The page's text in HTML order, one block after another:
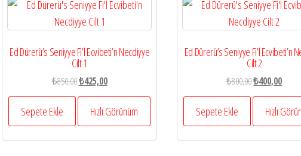
Ed Dürerü’s Seniyye Fi’l Ecvibeti’n Necdiyye
Cilt 1
₺850,00Orijinal
fiyat:
₺850,00.
₺425,00Şu
andaki
fiyat:
₺425,00.
Sepete Ekle Hızlı Görünüm
Ed Dürerü’s Seniyye Fi’l Ecvibeti’n
Cilt 2
₺800,00Orijinal
fiyat:
₺800,00.
₺400,00Şu
fiyat:
Sepete Ekle Hızlı